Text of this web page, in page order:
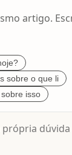
artigo.
sobre o que li
isso